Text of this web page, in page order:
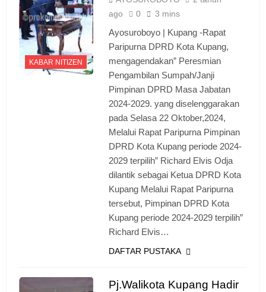
KABAR NITIZEN
ago
0 3 mins
Ayosuroboyo | Kupang -Rapat
Paripurna DPRD Kota Kupang,
mengagendakan” Peresmian
Pengambilan Sumpah/Janji
Pimpinan DPRD Masa Jabatan
2024-2029. yang diselenggarakan
pada Selasa 22 Oktober,2024,
Melalui Rapat Paripurna Pimpinan
DPRD Kota Kupang periode 2024-
2029 terpilih” Richard Elvis Odja
dilantik sebagai Ketua DPRD Kota
Kupang Melalui Rapat Paripurna
tersebut, Pimpinan DPRD Kota
Kupang periode 2024-2029 terpilih”
Richard Elvis…
DAFTAR PUSTAKA
Pj.Walikota Kupang Hadir